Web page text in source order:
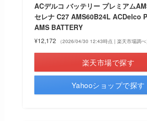
ACデルコ バッテリー プレミアム
セレナ C27 AMS60B24L ACDelco
AMS BATTERY
¥12,172 （2026/04/30 12:43時点 | 楽天市場調べ
楽天市場で探す
Yahooショップで探す